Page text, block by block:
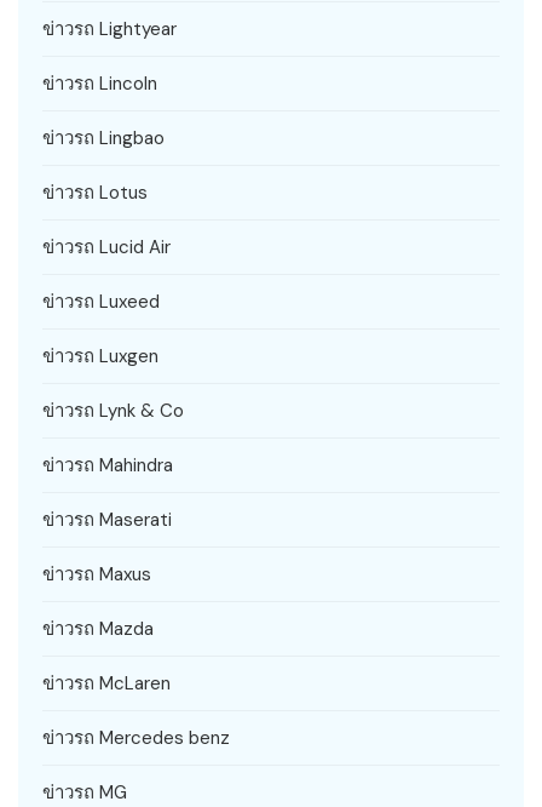
ข่าวรถ Lightyear
ข่าวรถ Lincoln
ข่าวรถ Lingbao
ข่าวรถ Lotus
ข่าวรถ Lucid Air
ข่าวรถ Luxeed
ข่าวรถ Luxgen
ข่าวรถ Lynk & Co
ข่าวรถ Mahindra
ข่าวรถ Maserati
ข่าวรถ Maxus
ข่าวรถ Mazda
ข่าวรถ McLaren
ข่าวรถ Mercedes benz
ข่าวรถ MG